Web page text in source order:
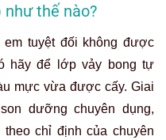
như thế nào?
em tuyệt đối không được
hãy để lớp vảy bong tự
mực vừa được cấy. Giai
dưỡng chuyên dụng,
chỉ định của chuyên